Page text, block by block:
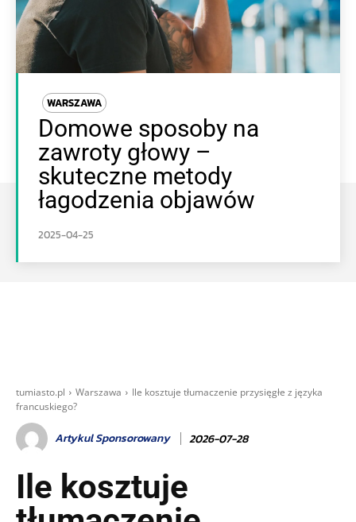
WARSZAWA
Domowe sposoby na
zawroty głowy –
skuteczne metody
łagodzenia objawów
2025-04-25